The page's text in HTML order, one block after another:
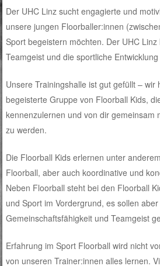
Der UHC Linz sucht engagierte und
unsere jungen Floorballer:innen
Sport begeistern möchten. Der UHC
Teamgeist und die sportliche
Unsere Trainingshalle ist gut gefüllt –
begeisterte Gruppe von Floorball Kids,
kennenzulernen und von dir gemeinsam
zu werden.
Die Floorball Kids erlernen unter
Floorball, aber auch koordinative und
Neben Floorball steht bei den Floorball
und Sport im Vordergrund, es sollen
Gemeinschaftsfähigkeit und Teamgeist
Erfahrung im Sport Floorball wird nicht
von unseren Trainer:innen alles lernen.